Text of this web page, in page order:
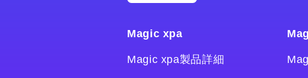
Magic xpa
Magic xpa製品詳細